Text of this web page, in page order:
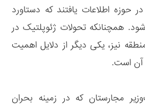
اطلاعات یافتند که دستاورد
همچنانکه تحولات ژئوپلتیک در
نیز، یکی دیگر از دلایل اهمیت
آن است.
مجارستان که در زمینه بحران